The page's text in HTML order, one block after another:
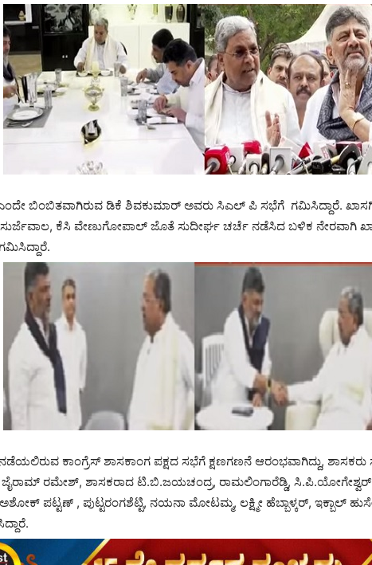
ಬಿಂಬಿತವಾಗಿರುವ ಡಿಕೆ ಶಿವಕುಮಾರ್ ಅವರು ಸಿಎಲ್ ಪಿ ಸಭೆಗೆ ಗಮಿಸಿದ್ದಾರೆ.
ಕೆಸಿ ವೇಣುಗೋಪಾಲ್ ಜೊತೆ ಸುದೀರ್ಘ ಚರ್ಚೆ ನಡೆಸಿದ ಬಳಿಕ ನೇರವಾಗಿ
ಕಾಂಗ್ರೆಸ್ ಶಾಸಕಾಂಗ ಪಕ್ಷದ ಸಭೆಗೆ ಕ್ಷಣಗಣನೆ ಆರಂಭವಾಗಿದ್ದು, ಶಾಸಕರು
ಜೈರಾಮ್ ರಮೇಶ್, ಶಾಸಕರಾದ ಟಿ.ಬಿ.ಜಯಚಂದ್ರ, ರಾಮಲಿಂಗಾರೆಡ್ಡಿ,
ಪಟ್ಟಣ್​​ , ಪುಟ್ಟರಂಗಶೆಟ್ಟಿ, ನಯನಾ ಮೋಟಮ್ಮ, ಲಕ್ಷ್ಮೀ ಹೆಬ್ಬಾಳ್ಕರ್, ಇಕ್ಬಾಲ್